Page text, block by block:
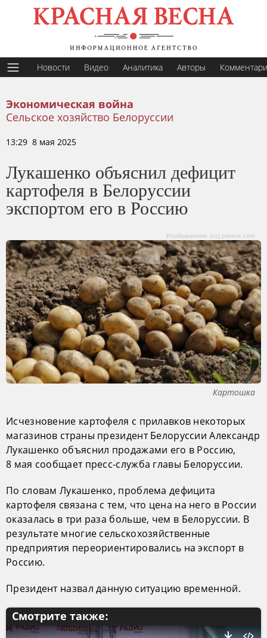
Новости Видео Аналитика Авторы
Экономическая война
Сельское хозяйство Белоруссии
13:29 8 мая 2025
Лукашенко объяснил дефицит
картофеля в Белоруссии
экспортом его в Россию
Изображение: (сс) pxhere.com
Картошка
Исчезновение картофеля с прилавков некоторых
магазинов страны президент Белоруссии Александр
Лукашенко объяснил продажами его в Россию,
8 мая сообщает пресс-служба главы Белоруссии.
По словам Лукашенко, проблема дефицита
картофеля связана с тем, что цена на него в России
оказалась в три раза больше, чем в Белоруссии. В
результате многие сельскохозяйственные
предприятия переориентировались на экспорт в
Россию.
Президент назвал данную ситуацию временной.
Смотрите также: